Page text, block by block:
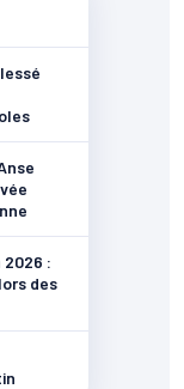
2026 :
des